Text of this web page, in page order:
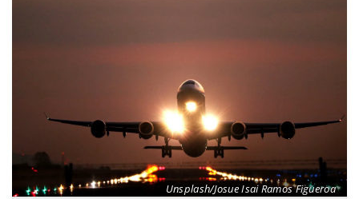
Unsplash/Josue Isai Ramos Figueroa